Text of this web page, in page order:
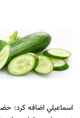
اسماعيلي اضافه کرد: